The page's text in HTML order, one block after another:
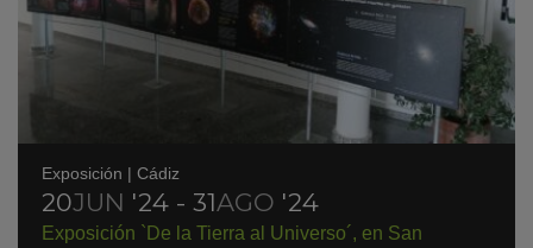
Exposición | Cádiz
20JUN '24 - 31AGO '24
Exposición `De la Tierra al Universo´, en San